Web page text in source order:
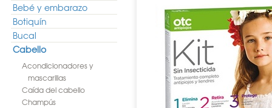
Bebé y embarazo
Botiquín
Bucal
Cabello
Acondicionadores y
mascarillas
Caída del cabello
Champús